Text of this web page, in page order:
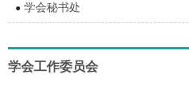
学会秘书处
学会工作委员会